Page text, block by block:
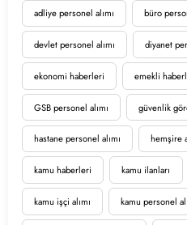
adliye personel alımı büro
devlet personel alımı diyanet
ekonomi haberleri emekli
GSB personel alımı güvenlik
hastane personel alımı hemşire
kamu haberleri kamu ilanları
kamu işçi alımı kamu personel